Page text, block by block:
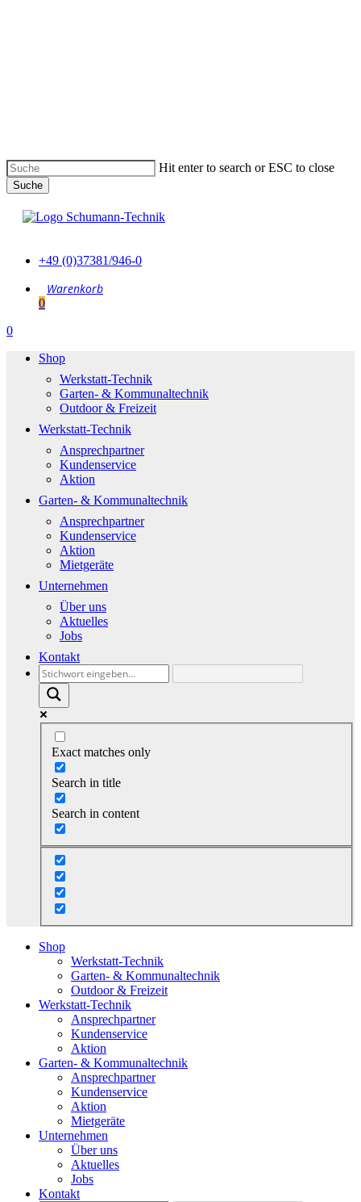
Hit enter to search or ESC to close
Suche
schließen
+49 (0)37381/946-0
0
Menu
0
Shop
Werkstatt-Technik
Garten- & Kommunaltechnik
Outdoor & Freizeit
Werkstatt-Technik
Ansprechpartner
Kundenservice
Aktion
Garten- & Kommunaltechnik
Ansprechpartner
Kundenservice
Aktion
Mietgeräte
Unternehmen
Über uns
Aktuelles
Jobs
Kontakt
Exact matches only
Search in title
Search in content
Shop
Werkstatt-Technik
Garten- & Kommunaltechnik
Outdoor & Freizeit
Werkstatt-Technik
Ansprechpartner
Kundenservice
Aktion
Garten- & Kommunaltechnik
Ansprechpartner
Kundenservice
Aktion
Mietgeräte
Unternehmen
Über uns
Aktuelles
Jobs
Kontakt